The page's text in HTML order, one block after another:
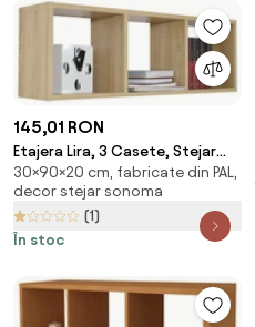
145,01 RON
Etajera Lira, 3 Casete, Stejar
Sonoma, 90 x 20 x 30 cm
30×90×20 cm, fabricate din PAL,
decor stejar sonoma
(1)
În stoc